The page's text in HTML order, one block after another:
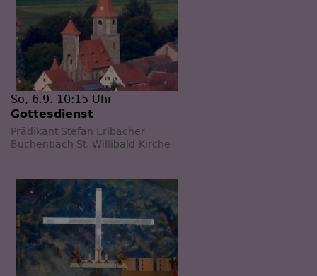
So, 6.9. 10:15 Uhr
Gottesdienst
Prädikant Stefan Erlbacher
Büchenbach St.-Willibald-Kirche